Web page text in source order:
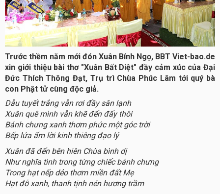
Trước thềm năm mới đón Xuân Bính Ngọ, BBT Viet-bao.de
xin giới thiệu bài thơ "Xuân Bất Diệt" đầy cảm xúc của Đại
Đức Thích Thông Đạt, Trụ trì Chùa Phúc Lâm tới quý bà
con Phật tử cùng độc giả.
Dẫu tuyết trắng vẫn rơi đầy sân lạnh
Xuân quê mình vẫn khẽ đến đấy thôi
Bánh chưng xanh thơm phức một góc trời
Bếp lửa ấm lời kinh thiêng đạo lý
Xuân đã đến bên hiên Chùa bình dị
Như nghĩa tình trong từng chiếc bánh chưng
Trong hạt nếp dẻo thơm miền đất Mẹ
Hạt đỗ xanh, thanh tịnh nén hương trầm